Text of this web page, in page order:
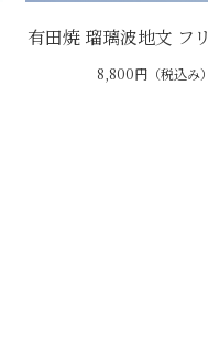
有田焼 瑠璃波地文 フ
8,800円（税込み）